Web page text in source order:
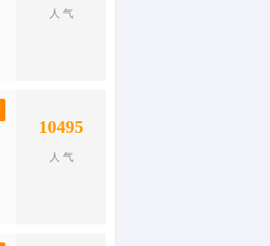
人 气
10495
人 气